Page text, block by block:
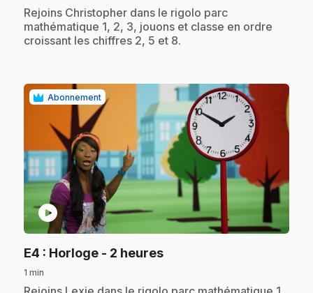
.Rejoins Christopher dans le rigolo parc
mathématique 1, 2, 3, jouons et classe en ordre
croissant les chiffres 2, 5 et 8.
Abonnement
play_circle
E4 : Horloge - 2 heures.
1 min
.